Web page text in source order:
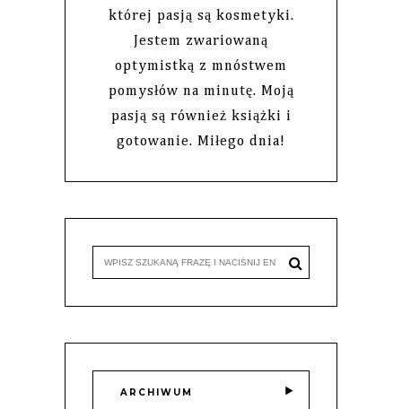
której pasją są kosmetyki.
Jestem zwariowaną
optymistką z mnóstwem
pomysłów na minutę. Moją
pasją są również książki i
gotowanie. Miłego dnia!
ARCHIWUM